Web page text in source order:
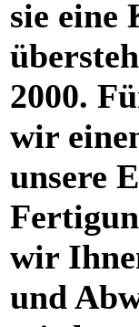
sie eine
2000.
wir
unsere
wir
und